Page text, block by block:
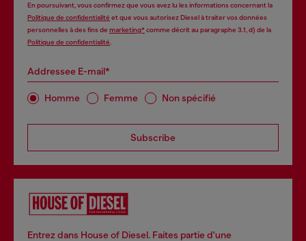
En poursuivant, vous confirmez que vous avez lu les informations concernant la
Politique de confidentialité et que vous autorisez Diesel à traiter vos données
personnelles à des fins de marketing*comme décrit au paragraphe 3.1, d) de la
Politique de confidentialité
Addressee E-mail*
Homme Femme Non spécifié
Subscribe
Entrez dans House of Diesel. Faites partie d'une